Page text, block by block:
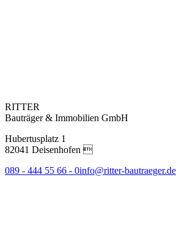
RITTER
Bauträger & Immobilien GmbH
Hubertusplatz 1
82041 Deisenhofen 
089 - 444 55 66 - 0info@ritter-bautraeger.de